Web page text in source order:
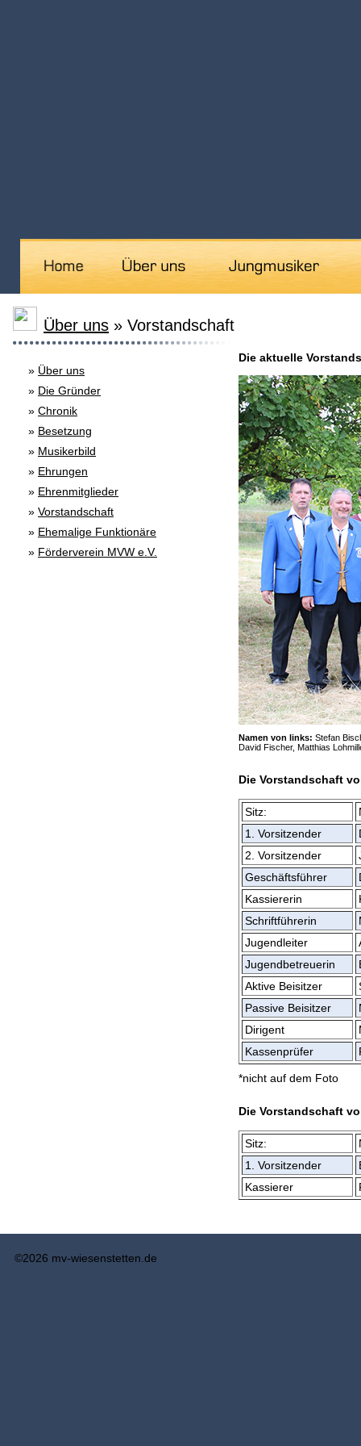
Über uns » Vorstandschaft
» Über uns
» Die Gründer
» Chronik
» Besetzung
» Musikerbild
» Ehrungen
» Ehrenmitglieder
» Vorstandschaft
» Ehemalige Funktionäre
» Förderverein MVW e.V.
Die aktuelle
Namen von links: Stefan
David Fischer, Matthias
Die Vorstandschaft
Sitz:
1. Vorsitzender
2. Vorsitzender
Geschäftsführer
Kassiererin
Schriftführerin
Jugendleiter
Jugendbetreuerin
Aktive Beisitzer
Passive Beisitzer
Dirigent
Kassenprüfer
*nicht auf dem Foto
Die Vorstandschaft
Sitz:
1. Vorsitzender
Kassierer
©2026 mv-wiesenstetten.de